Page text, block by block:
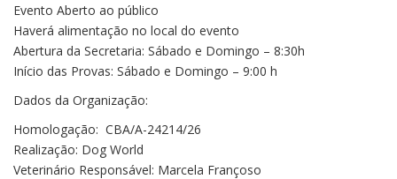
Evento Aberto ao público
Haverá alimentação no local do evento
Abertura da Secretaria: Sábado e Domingo – 8:30h
Início das Provas: Sábado e Domingo – 9:00 h
Dados da Organização:
Homologação: CBA/A-24214/26
Realização: Dog World
Veterinário Responsável: Marcela Françoso